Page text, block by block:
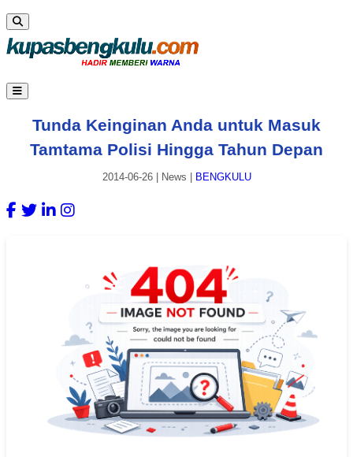
Tunda Keinginan Anda untuk Masuk
Tamtama Polisi Hingga Tahun Depan
2014-06-26| News BENGKULU